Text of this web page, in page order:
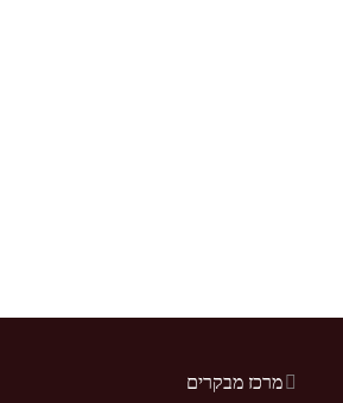
מרכז מבקרים